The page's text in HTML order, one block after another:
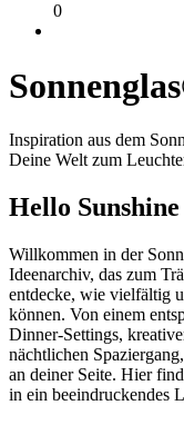
0
Inspiration aus dem
Deine Welt zum
Hello Sunshine
Willkommen in der
Ideenarchiv, das zum
entdecke, wie vielfältig
können. Von einem
Dinner-Settings,
nächtlichen
an deiner Seite. Hier
in ein beeindruckendes